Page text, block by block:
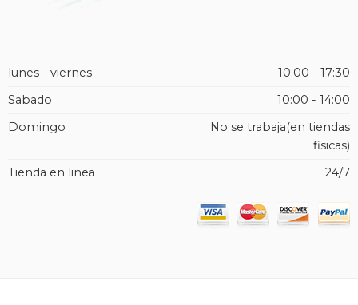
lunes - viernes
10:00 - 17:30
Sabado
10:00 - 14:00
Domingo
No se trabaja(en tiendas
fisicas)
Tienda en linea
24/7